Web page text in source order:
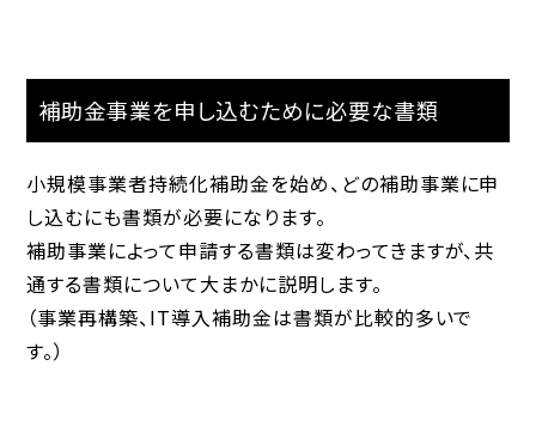
補助金事業を申し込むために必要な書類
小規模事業者持続化補助金を始め、どの補助事業に申
し込むにも書類が必要になります。
補助事業によって申請する書類は変わってきますが、共
通する書類について大まかに説明します。
（事業再構築、IT導入補助金は書類が比較的多いで
す。）